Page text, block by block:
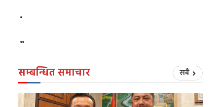
सम्बन्धित समाचार सबै